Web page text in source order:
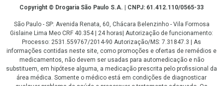
CopyrightCopyright © Drogaria São Paulo S.A. | CNPJ: 61.412.110/0565-33
São Paulo - SP: Avenida Renata, 60, Chácara Belenzinho - Vila Formosa
Gislaine Lima Meo CRF 40.354 | 24 horas| Autorização de funcionamento:
Processo: 2531.559767/2014-90 Autorização/MS: 7.31847.3 | As
informações contidas neste site, como promoções e ofertas de remédios e
medicamentos, não devem ser usadas para automedicação e não
substituem, em hipótese alguma, a medicação prescrita pelo profissional da
área médica. Somente o médico está em condições de diagnosticar